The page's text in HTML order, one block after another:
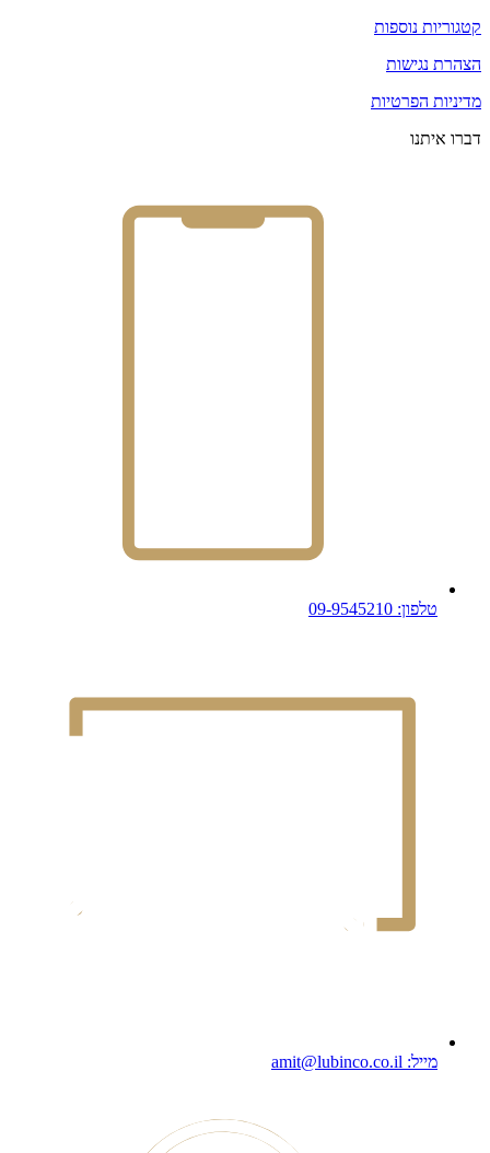
קטגוריות נוספות
הצהרת נגישות
מדיניות הפרטיות
דברו איתנו
טלפון: 09-9545210
מייל: amit@lubinco.co.il